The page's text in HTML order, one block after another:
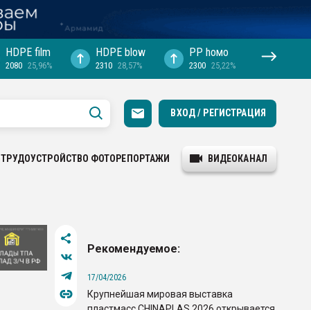
HDPE film
2080 25,96%
HDPE blow
2310 28,57%
PP hомо
2300 25,22%
ВХОД / РЕГИСТРАЦИЯ
ТРУДОУСТРОЙСТВО ФОТОРЕПОРТАЖИ ВИДЕОКАНАЛ
Рекомендуемое:
17/04/2026
Крупнейшая мировая выставка